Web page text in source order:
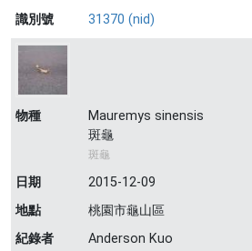
識別號
31370 (nid)
物種
Mauremys sinensis
斑龜
斑龜
日期
2015-12-09
地點
桃園市龜山區
紀錄者
Anderson Kuo